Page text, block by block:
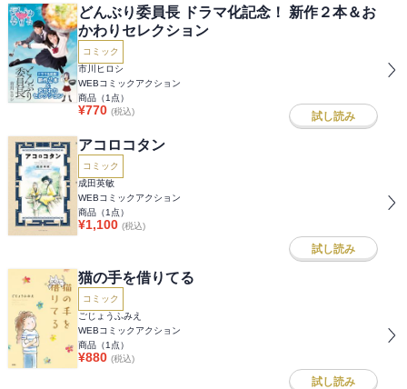
どんぶり委員長 ドラマ化記念！ 新作２本＆お
かわりセレクション
コミック
市川ヒロシ
WEBコミックアクション
商品（1 点）
¥770 (税込) 試し読み
アコロコタン
コミック
成田英敏
WEBコミックアクション
商品（1 点）
¥1,100 (税込)
試し読み
猫の手を借りてる
コミック
ごじょうふみえ
WEBコミックアクション
商品（1 点）
¥880 (税込)
試し読み